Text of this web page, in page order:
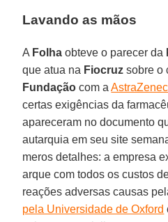
Lavando as mãos
A Folha obteve o parecer da
que atua na Fiocruz sobre o
Fundação com a
certas exigências da
apareceram no documento
autarquia em seu site
meros detalhes: a empresa
arque com todos os custos
reações adversas causas
pela Universidade de Oxford